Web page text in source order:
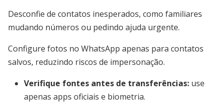
Desconfie de contatos inesperados, como familiares
mudando números ou pedindo ajuda urgente.
Configure fotos no WhatsApp apenas para contatos
salvos, reduzindo riscos de impersonação.
Verifique fontes antes de transferências: use
apenas apps oficiais e biometria.